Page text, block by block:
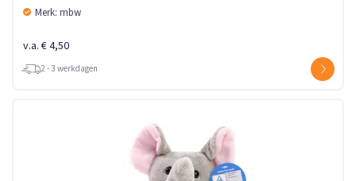
Merk: mbw
v.a. € 4,50
2 - 3 werkdagen